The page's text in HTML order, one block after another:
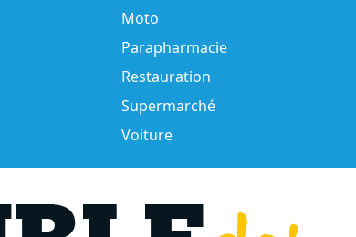
Moto
Parapharmacie
Restauration
Supermarché
Voiture